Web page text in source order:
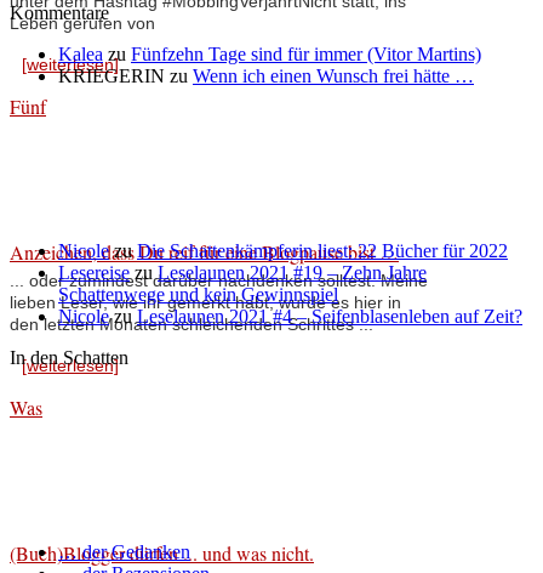
Leben gerufen von
[weiterlesen]
Fünf
Anzeichen, dass Du reif für eine Blogpause bist …
... oder zumindest darüber nachdenken solltest. Meine
lieben Leser, wie ihr gemerkt habt, wurde es hier in
den letzten Monaten schleichenden Schrittes ...
[weiterlesen]
Was
(Buch)Blogger dürfen ... und was nicht.
Kommentare
Kalea zu Fünfzehn Tage sind für immer (Vitor Martins)
KRIEGERIN zu Wenn ich einen Wunsch frei hätte …
NicolezuDie Schattenkämpferin liest: 22 Bücher für 2022
Lesereise zu Leselaunen 2021 #19 – Zehn Jahre
Schattenwege und kein Gewinnspiel
Nicolezu Leselaunen 2021 #4 – Seifenblasenleben auf Zeit?
In den Schatten
… der Gedanken